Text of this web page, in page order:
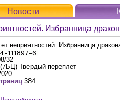
Новости
Избранница
неприятностей. Избранница
32
(7БЦ) Твердый переплет
384